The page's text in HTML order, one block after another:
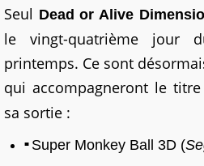
Seul Dead or Alive
le vingt-quatrième jour
printemps. Ce sont
qui accompagneront le
sa sortie :
Super Monkey Ball 3D (